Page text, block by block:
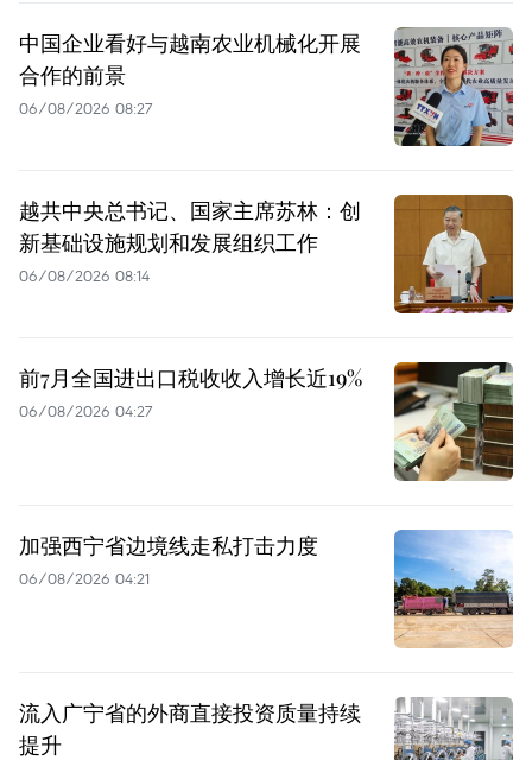
中国企业看好与越南农业机械化开展
合作的前景
06/08/2026 08:27
越共中央总书记、国家主席苏林：创
新基础设施规划和发展组织工作
06/08/2026 08:14
前7月全国进出口税收收入增长近19%
06/08/2026 04:27
加强西宁省边境线走私打击力度
06/08/2026 04:21
流入广宁省的外商直接投资质量持续
提升